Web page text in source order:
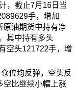
，截止7月16日当
手，增加
原油期货中持有净
其中持有多头
空头121722手，增
位均反弹，空头反
空比继续小幅上涨